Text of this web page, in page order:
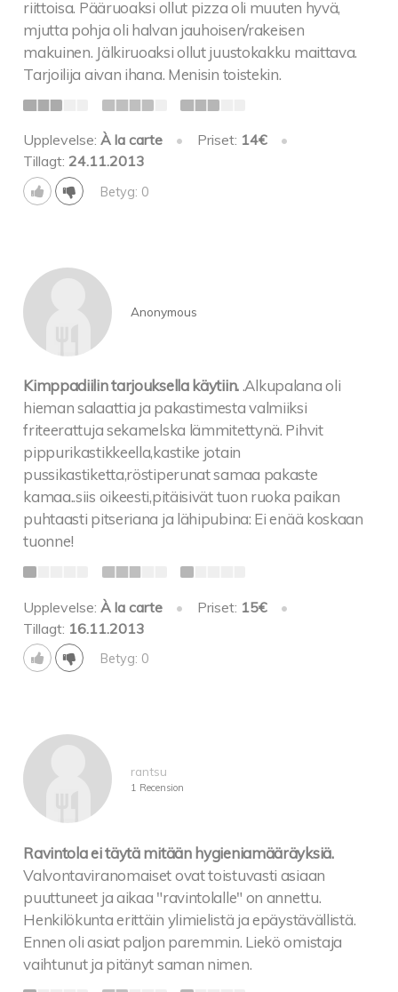
riittoisa. Pääruoaksi ollut pizza oli muuten hyvä,
mjutta pohja oli halvan jauhoisen/rakeisen
makuinen. Jälkiruoaksi ollut juustokakku maittava.
Tarjoilija aivan ihana. Menisin toistekin.
Upplevelse:À la carte • Priset: 14€
•
Tillagt: 24.11.2013
Betyg: 0
Anonymous
Kimppadiilin tarjouksella käytiin..Alkupalana oli
hieman salaattia ja pakastimesta valmiiksi
friteerattuja sekamelska lämmitettynä. Pihvit
pippurikastikkeella,kastike jotain
pussikastiketta,röstiperunat samaa pakaste
kamaa..siis oikeesti,pitäisivät tuon ruoka paikan
puhtaasti pitseriana ja lähipubina: Ei enää koskaan
tuonne!
Upplevelse:À la carte • Priset: 15€
•
Tillagt: 16.11.2013
Betyg: 0
rantsu
1 Recension
Ravintola ei täytä mitään hygieniamääräyksiä.
Valvontaviranomaiset ovat toistuvasti asiaan
puuttuneet ja aikaa "ravintolalle" on annettu.
Henkilökunta erittäin ylimielistä ja epäystävällistä.
Ennen oli asiat paljon paremmin. Liekö omistaja
vaihtunut ja pitänyt saman nimen.